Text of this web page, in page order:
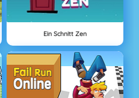
Ein Schnitt Zen